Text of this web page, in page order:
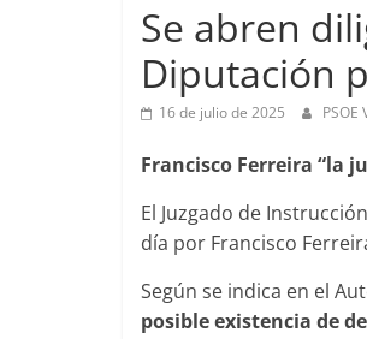
Se abren
Diputación
16 de julio de 2025 PSOE
Francisco Ferreira “la
El Juzgado de
día por Francisco
Según se indica en el
posible existencia de